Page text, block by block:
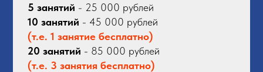
5 занятий - 25 000 рублей
10 занятий - 45 000 рублей
(т.е. 1 занятие бесплатно)
20 занятий - 85 000 рублей
(т.е. 3 занятия бесплатно)